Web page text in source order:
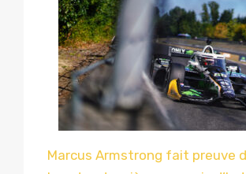
Marcus Armstrong fait preuve